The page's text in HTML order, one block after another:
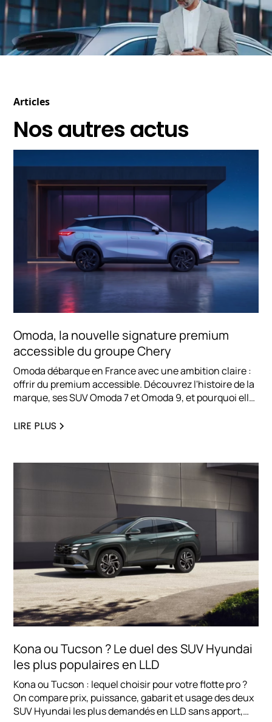
Articles
Nos autres actus
Omoda, la nouvelle signature premium
accessible du groupe Chery
Omoda débarque en France avec une ambition claire :
offrir du premium accessible. Découvrez l'histoire de la
marque, ses SUV Omoda 7 et Omoda 9, et pourquoi elle
alternative électrifiée haut de gamme.
LIRE PLUS
Kona ou Tucson ? Le duel des SUV Hyundai
les plus populaires en LLD
Kona ou Tucson : lequel choisir pour votre flotte pro ?
On compare prix, puissance, gabarit et usage des deux
SUV Hyundai les plus demandés en LLD sans apport,